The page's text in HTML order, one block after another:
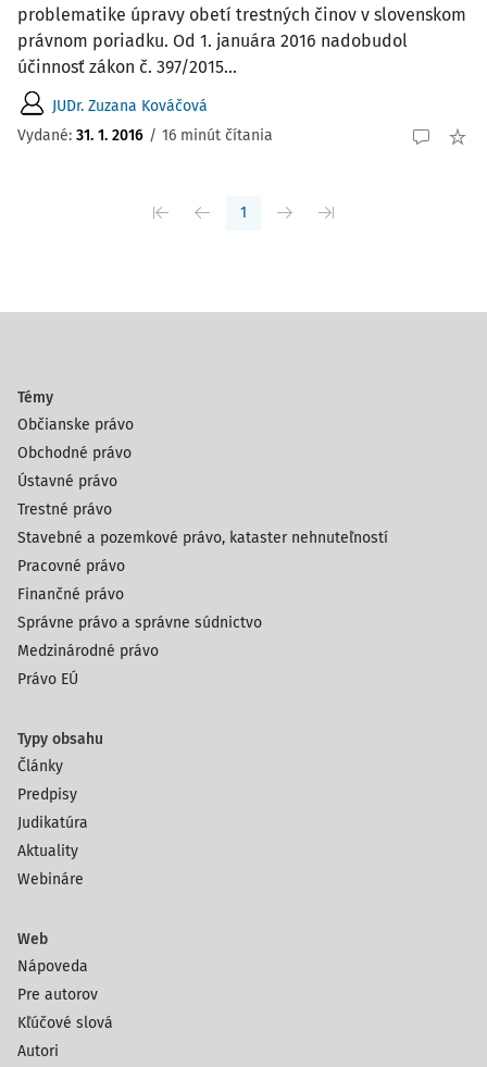
problematike úpravy obetí trestných činov v slovenskom
právnom poriadku. Od 1. januára 2016 nadobudol
účinnosť zákon č. 397/2015...
JUDr. Zuzana Kováčová
Vydané: 31. 1. 2016 / 16 minút čítania
1
Témy
Občianske právo
Obchodné právo
Ústavné právo
Trestné právo
Stavebné a pozemkové právo, kataster nehnuteľností
Pracovné právo
Finančné právo
Správne právo a správne súdnictvo
Medzinárodné právo
Právo EÚ
Typy obsahu
Články
Predpisy
Judikatúra
Aktuality
Webináre
Web
Nápoveda
Pre autorov
Kľúčové slová
Autori